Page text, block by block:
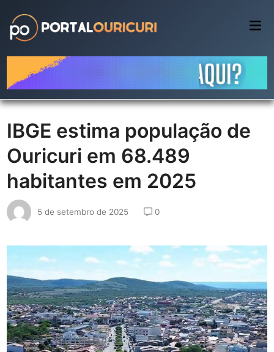
content
IBGE estima população de
Ouricuri em 68.489
habitantes em 2025
5 de setembro de 2025 0